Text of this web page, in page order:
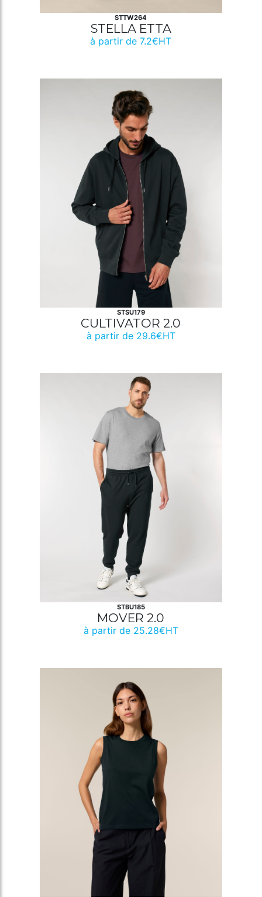
STTW264
STELLA ETTA
à partir de 7.2€HT
STSU179
CULTIVATOR 2.0
à partir de 29.6€HT
STBU185
MOVER 2.0
à partir de 25.28€HT